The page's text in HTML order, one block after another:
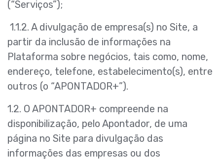
(“Serviços”);
1.1.2. A divulgação de empresa(s) no Site, a
partir da inclusão de informações na
Plataforma sobre negócios, tais como, nome,
endereço, telefone, estabelecimento(s), entre
outros (o “APONTADOR+”).
1.2. O APONTADOR+ compreende na
disponibilização, pelo Apontador, de uma
página no Site para divulgação das
informações das empresas ou dos